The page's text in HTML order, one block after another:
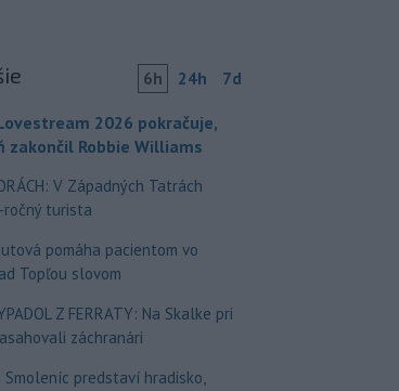
6h 24h 7d
2026 pokračuje,
zakončil Robbie Williams
V Západných Tatrách
turista
pomáha pacientom vo
Topľou slovom
Z FERRATY: Na Skalke pri
záchranári
Smoleníc predstaví hradisko,